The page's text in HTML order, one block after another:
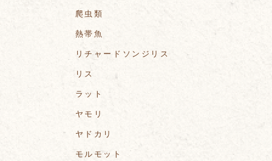
爬虫類
熱帯魚
リチャードソンジリス
リス
ラット
ヤモリ
ヤドカリ
モルモット